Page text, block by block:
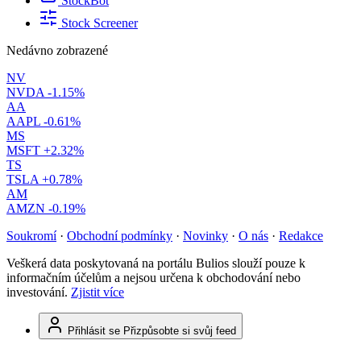
Stock Screener
Nedávno zobrazené
NV
NVDA -1.15%
AA
AAPL -0.61%
MS
MSFT +2.32%
TS
TSLA +0.78%
AM
AMZN -0.19%
Soukromí · Obchodní podmínky · Novinky · O nás · Redakce
Veškerá data poskytovaná na portálu Bulios slouží pouze k
informačním účelům a nejsou určena k obchodování nebo
investování. Zjistit více
Přihlásit se Přizpůsobte si svůj feed